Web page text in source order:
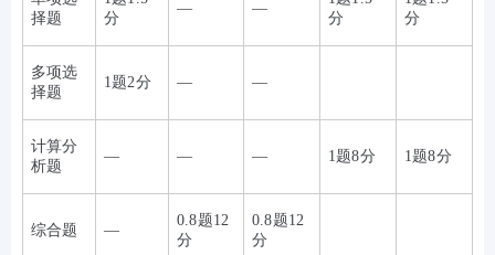
择题
分
— —
分
分
多项选
择题
1题2分 — —
计算分
析题
— — — 1题8分 1题8分
综合题 —
0.8题12
分
0.8题12
分